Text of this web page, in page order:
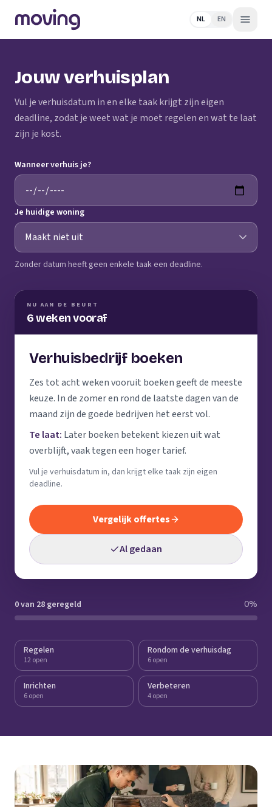
NL EN
Jouw verhuisplan
Vul je verhuisdatum in en elke taak krijgt zijn eigen
deadline, zodat je weet wat je moet regelen en wat te laat
zijn je kost.
Wanneer verhuis je?
Je huidige woning
Zonder datum heeft geen enkele taak een deadline.
NU AAN DE BEURT
6 weken vooraf
Verhuisbedrijf boeken
Zes tot acht weken vooruit boeken geeft de meeste
keuze. In de zomer en rond de laatste dagen van de
maand zijn de goede bedrijven het eerst vol.
Te laat: Later boeken betekent kiezen uit wat
overblijft, vaak tegen een hoger tarief.
Vul je verhuisdatum in, dan krijgt elke taak zijn eigen
deadline.
Vergelijk offertes
Al gedaan
0 van 28 geregeld 0%
Regelen
12 open
Rondom de verhuisdag
6 open
Inrichten
6 open
Verbeteren
4 open